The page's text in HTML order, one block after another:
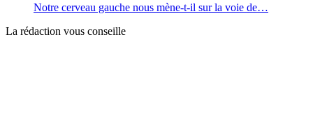
Notre cerveau gauche nous mène-t-il sur la voie de…
La rédaction vous conseille